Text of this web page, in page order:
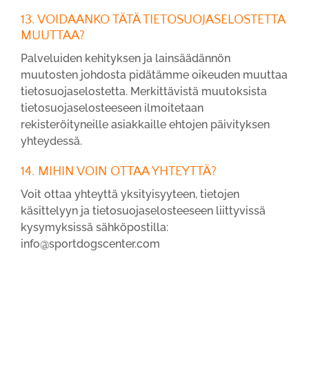
13. VOIDAANKO TÄTÄ TIETOSUOJASELOSTETTA
MUUTTAA?
Palveluiden kehityksen ja lainsäädännön
muutosten johdosta pidätämme oikeuden muuttaa
tietosuojaselostetta. Merkittävistä muutoksista
tietosuojaselosteeseen ilmoitetaan
rekisteröityneille asiakkaille ehtojen päivityksen
yhteydessä.
14. MIHIN VOIN OTTAA YHTEYTTÄ?
Voit ottaa yhteyttä yksityisyyteen, tietojen
käsittelyyn ja tietosuojaselosteeseen liittyvissä
kysymyksissä sähköpostilla:
info@sportdogscenter.com